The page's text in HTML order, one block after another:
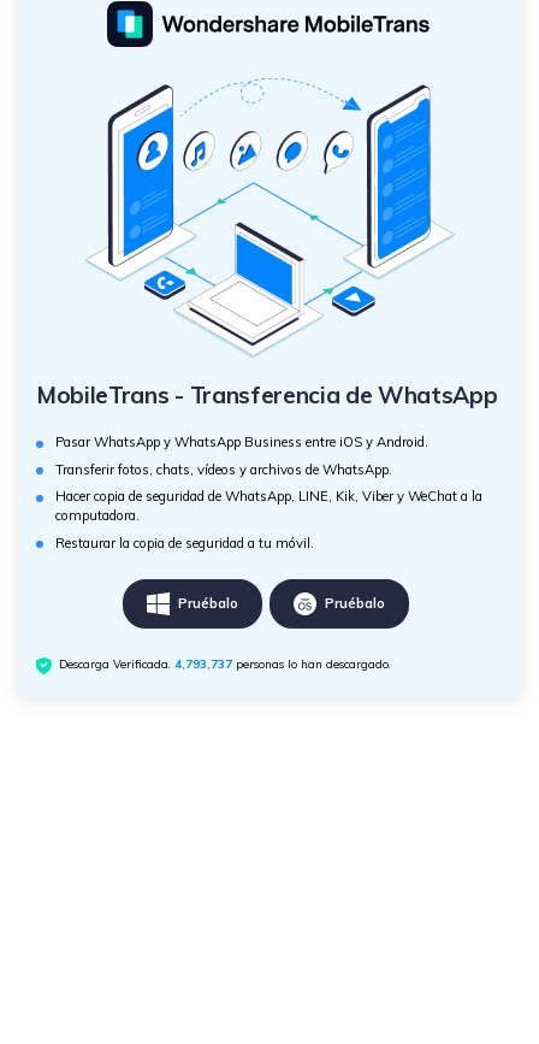
MobileTrans - Transferencia de WhatsApp
Pasar WhatsApp y WhatsApp Business entre iOS y Android.
Transferir fotos, chats, vídeos y archivos de WhatsApp.
Hacer copia de seguridad de WhatsApp, LINE, Kik, Viber y WeChat a la
computadora.
Restaurar la copia de seguridad a tu móvil.
Pruébalo Pruébalo
Descarga Verificada.4,793,737 personas lo han descargado.